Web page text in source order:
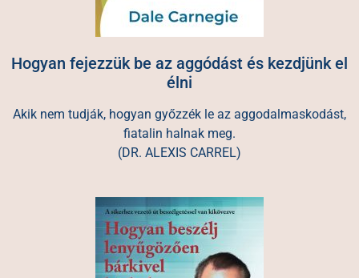
Hogyan fejezzük be az aggódást és kezdjünk el
élni
Akik nem tudják, hogyan győzzék le az aggodalmaskodást,
fiatalin halnak meg.
(DR. ALEXIS CARREL)